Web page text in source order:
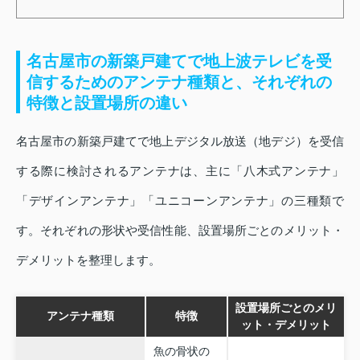
名古屋市の新築戸建てで地上波テレビを受
信するためのアンテナ種類と、それぞれの
特徴と設置場所の違い
名古屋市の新築戸建てで地上デジタル放送（地デジ）を受信
する際に検討されるアンテナは、主に「八木式アンテナ」
「デザインアンテナ」「ユニコーンアンテナ」の三種類で
す。それぞれの形状や受信性能、設置場所ごとのメリット・
デメリットを整理します。
アンテナ種類 特徴
設置場所ごとのメリ
ット・デメリット
魚の骨状の